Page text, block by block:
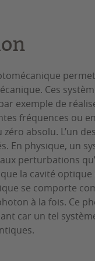
Ces
exemple de
fréquences ou
absolu. L’un
En physique, un
perturbations
la cavité
se comporte
à la fois. Ce
car un tel